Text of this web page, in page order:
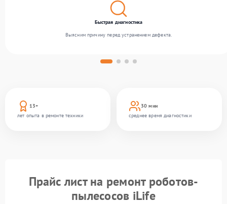
13+
лет опыта в ремонте техники
30 мин
среднее время диагностики
Быстрая диагностика
Выясним причину перед устранением дефекта.
Прайс лист на ремонт роботов-
пылесосов iLife